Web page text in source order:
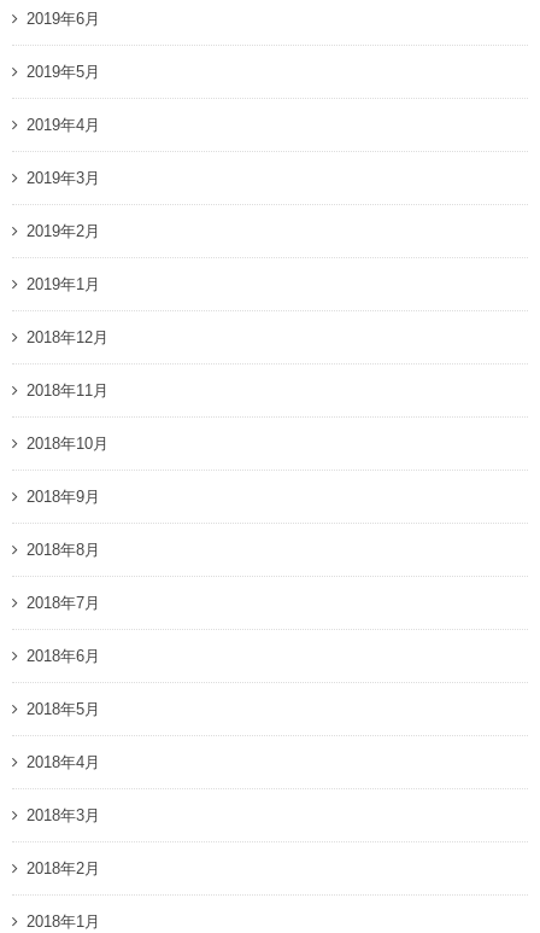
2019年6月
2019年5月
2019年4月
2019年3月
2019年2月
2019年1月
2018年12月
2018年11月
2018年10月
2018年9月
2018年8月
2018年7月
2018年6月
2018年5月
2018年4月
2018年3月
2018年2月
2018年1月